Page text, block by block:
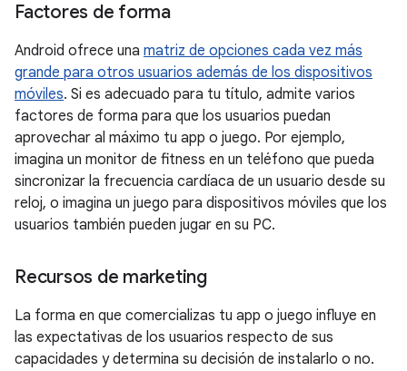
Factores de forma
Android ofrece una matriz de opciones cada vez más
grande para otros usuarios además de los dispositivos
móviles. Si es adecuado para tu título, admite varios
factores de forma para que los usuarios puedan
aprovechar al máximo tu app o juego. Por ejemplo,
imagina un monitor de fitness en un teléfono que pueda
sincronizar la frecuencia cardíaca de un usuario desde su
reloj, o imagina un juego para dispositivos móviles que los
usuarios también pueden jugar en su PC.
Recursos de marketing
La forma en que comercializas tu app o juego influye en
las expectativas de los usuarios respecto de sus
capacidades y determina su decisión de instalarlo o no.